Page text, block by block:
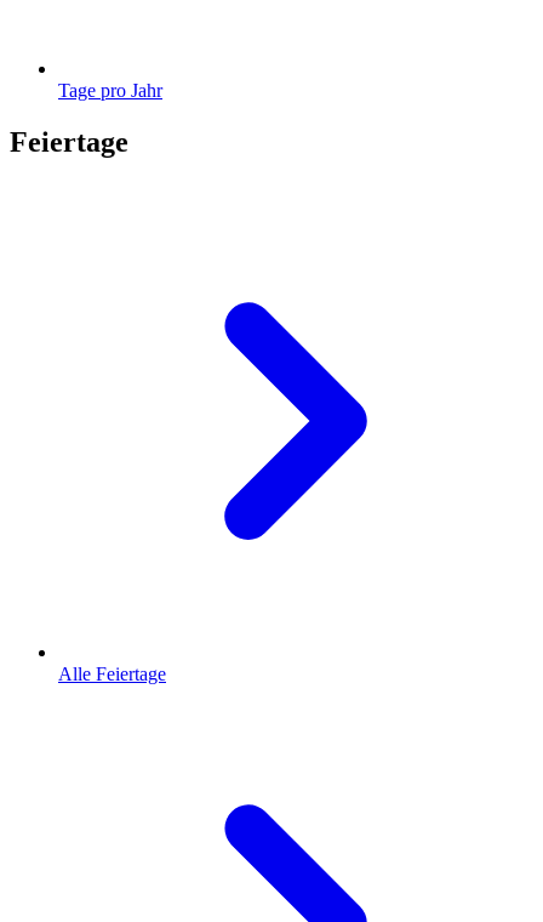
Tage pro Jahr
Feiertage
Alle Feiertage